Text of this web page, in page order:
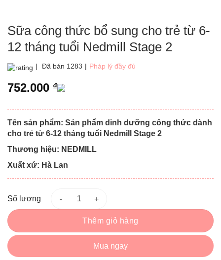
Sữa công thức bổ sung cho trẻ từ 6-
12 tháng tuổi Nedmill Stage 2
| Đã bán 1283 | Pháp lý đầy đủ
752.000 ₫
Tên sản phẩm: Sản phẩm dinh dưỡng công thức dành
cho trẻ từ 6-12 tháng tuổi Nedmill Stage 2
Thương hiệu: NEDMILL
Xuất xứ: Hà Lan
Số lượng
Thêm giỏ hàng
Mua ngay